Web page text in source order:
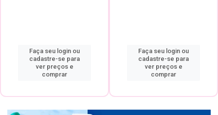
Faça seu login ou
cadastre-se para
ver preços e
comprar
Faça seu login ou
cadastre-se para
ver preços e
comprar